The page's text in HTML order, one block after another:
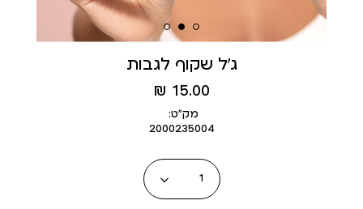
ג’ל שקוף לגבות
מחיר
מוצר
15.00 ₪
מק״ט:
2000235004
כמות